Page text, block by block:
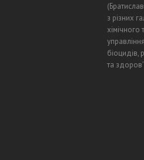
з різних
біоцидів,
та